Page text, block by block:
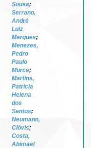
Sousa;
Serrano,
André
Luiz
Marques;
Menezes,
Pedro
Paulo
Murce;
Martins,
Patricia
Helena
dos
Santos;
Neumann,
Clóvis;
Costa,
Abimael